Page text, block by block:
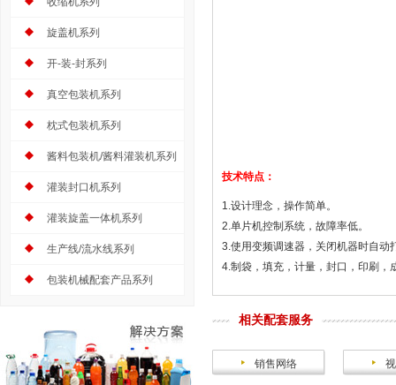
旋盖机系列
开-装-封系列
真空包装机系列
枕式包装机系列
酱料包装机/酱料灌装机系列
灌装封口机系列
灌装旋盖一体机系列
生产线/流水线系列
包装机械配套产品系列
技术特点：
1.设计理念，操作简单。
2.单片机控制系统，故障率低。
3.使用变频调速器，关闭机器时自动
4.制袋，填充，计量，封口，印刷，
相关配套服务
销售网络